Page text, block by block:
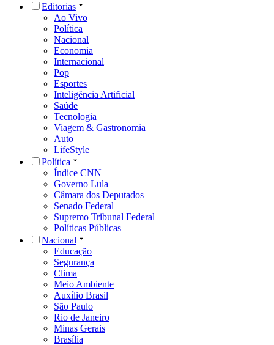
Editorias
Ao Vivo
Política
Nacional
Economia
Internacional
Pop
Esportes
Inteligência Artificial
Saúde
Tecnologia
Viagem & Gastronomia
Auto
LifeStyle
Política
Índice CNN
Governo Lula
Câmara dos Deputados
Senado Federal
Supremo Tribunal Federal
Políticas Públicas
Nacional
Educação
Segurança
Clima
Meio Ambiente
Auxílio Brasil
São Paulo
Rio de Janeiro
Minas Gerais
Brasília